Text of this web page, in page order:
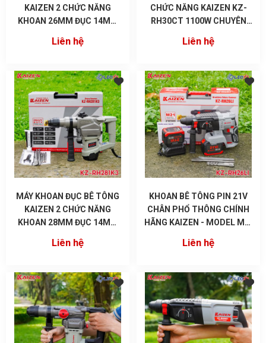
KAIZEN 2 CHỨC NĂNG
KHOAN 26MM ĐỤC 14MM
Liên hệ
CHỨC NĂNG KAIZEN KZ-
RH30CT 1100W CHUYÊN
Liên hệ
MÁY KHOAN ĐỤC BÊ TÔNG
KAIZEN 2 CHỨC NĂNG
KHOAN 28MM ĐỤC 14MM
Liên hệ
KHOAN BÊ TÔNG PIN 21V
CHÂN PHỔ THÔNG CHÍNH
HÃNG KAIZEN - MODEL MỚI
Liên hệ